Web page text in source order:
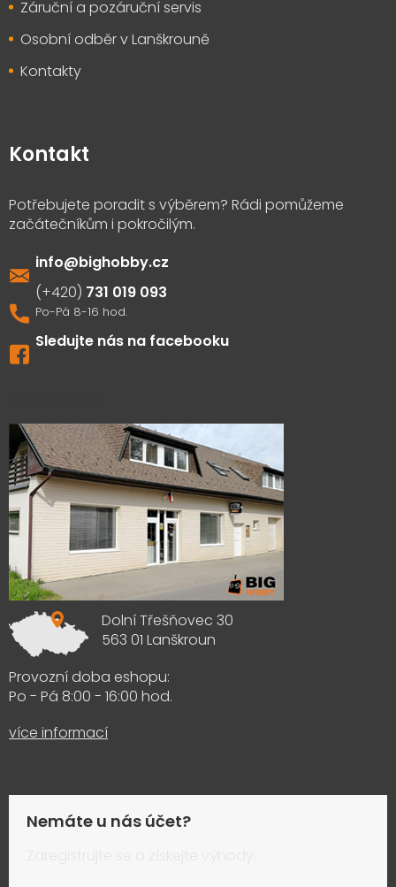
Záruční a pozáruční servis
Osobní odběr v Lanškrouně
Kontakty
Kontakt
info@bighobby.cz
731 019 093
Sledujte nás na facebooku
Dolní Třešňovec 30
563 01 Lanškroun
Provozní doba eshopu:
Po - Pá 8:00 - 16:00 hod.
více informací
Nemáte u nás účet?